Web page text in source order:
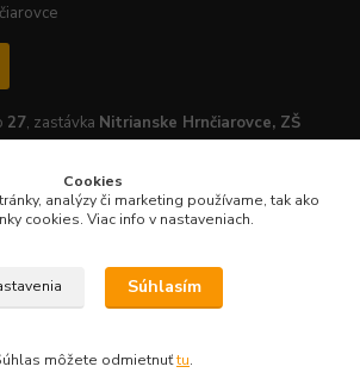
27, zastávka Nitrianske Hrnčiarovce, ZŠ
Cookies
analýzy či marketing používame, tak ako
cookies. Viac info v nastaveniach.
Súhlasím
môžete odmietnuťtu.